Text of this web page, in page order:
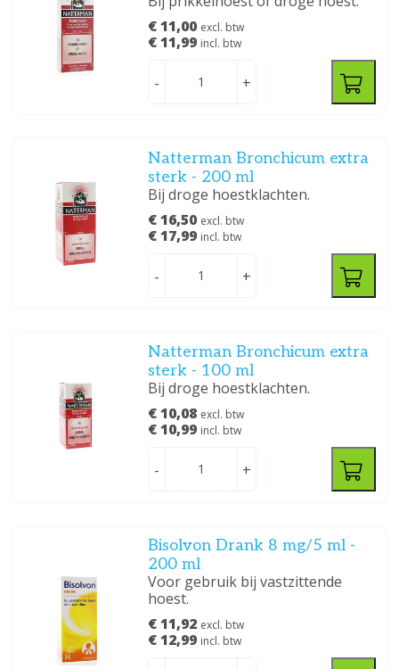
€ 11,00 excl. btw
€ 11,99 incl. btw
- +
Natterman Bronchicum extra
sterk - 200 ml
Bij droge hoestklachten.
€ 16,50 excl. btw
€ 17,99 incl. btw
- +
Natterman Bronchicum extra
sterk - 100 ml
Bij droge hoestklachten.
€ 10,08 excl. btw
€ 10,99 incl. btw
- +
Bisolvon Drank 8 mg/5 ml -
200 ml
Voor gebruik bij vastzittende
hoest.
€ 11,92 excl. btw
€ 12,99 incl. btw